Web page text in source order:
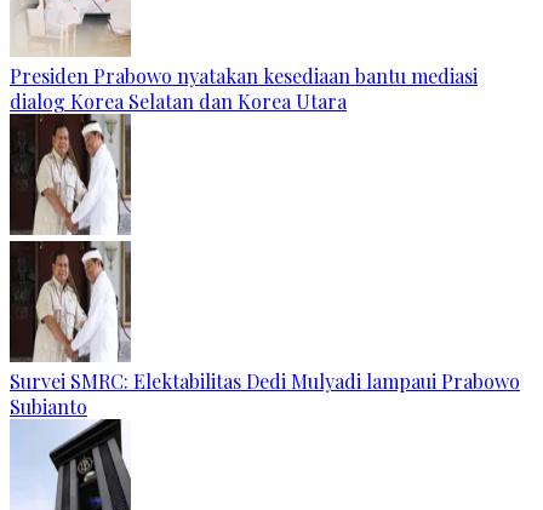
Presiden Prabowo nyatakan kesediaan bantu mediasi
dialog Korea Selatan dan Korea Utara
Survei SMRC: Elektabilitas Dedi Mulyadi lampaui Prabowo
Subianto